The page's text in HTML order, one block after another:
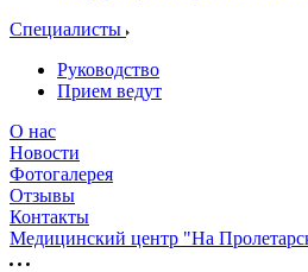
Специалисты
Руководство
Прием ведут
О нас
Новости
Фотогалерея
Отзывы
Контакты
Медицинский центр "На